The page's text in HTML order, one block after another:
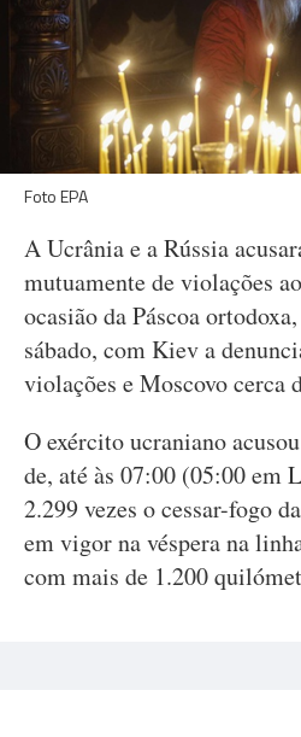
Foto EPA
A Ucrânia e a Rússia
mutuamente de violações
ocasião da Páscoa
sábado, com Kiev a
violações e Moscovo cerca
O exército ucraniano
de, até às 07:00 (05:00 em
2.299 vezes o cessar-fogo
em vigor na véspera na
com mais de 1.200